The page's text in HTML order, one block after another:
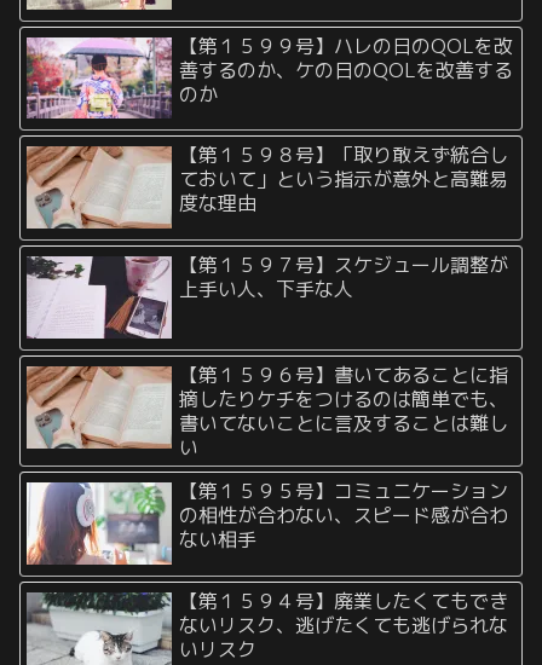
【第１５９９号】ハレの日のQOLを改
善するのか、ケの日のQOLを改善する
のか
【第１５９８号】「取り敢えず統合し
ておいて」という指示が意外と高難易
度な理由
【第１５９７号】スケジュール調整が
上手い人、下手な人
【第１５９６号】書いてあることに指
摘したりケチをつけるのは簡単でも、
書いてないことに言及することは難し
い
【第１５９５号】コミュニケーション
の相性が合わない、スピード感が合わ
ない相手
【第１５９４号】廃業したくてもでき
ないリスク、逃げたくても逃げられな
いリスク